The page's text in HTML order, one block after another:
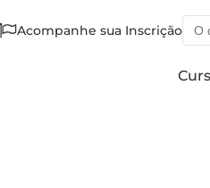
Acompanhe sua Inscrição
que